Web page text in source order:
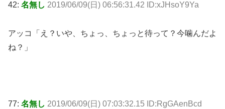
42: 名無し 2019/06/09(日) 06:56:31.42 ID:xJHsoY9Ya
アッコ「え？いや、ちょっ、ちょっと待って？今噛んだよ
ね？」
77: 名無し 2019/06/09(日) 07:03:32.15 ID:RgGAenBcd